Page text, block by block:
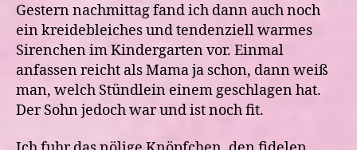
Gestern nachmittag fand ich dann auch noch
ein kreidebleiches und tendenziell warmes
Sirenchen im Kindergarten vor. Einmal
anfassen reicht als Mama ja schon, dann weiß
man, welch Stündlein einem geschlagen hat.
Der Sohn jedoch war und ist noch fit.